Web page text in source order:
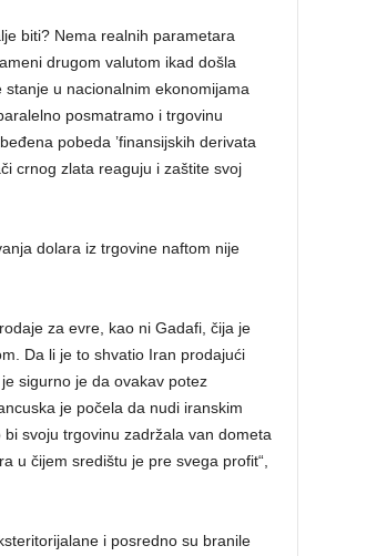
biti? Nema realnih parametara
drugom valutom ikad došla
stanje u nacionalnim ekonomijama
posmatramo i trgovinu
pobeda ’finansijskih derivata
crnog zlata reaguju i zaštite svoj
dolara iz trgovine naftom nije
za evre, kao ni Gadafi, čija je
Da li je to shvatio Iran prodajući
sigurno je da ovakav potez
je počela da nudi iranskim
svoju trgovinu zadržala van dometa
u čijem središtu je pre svega profit“,
i posredno su branile